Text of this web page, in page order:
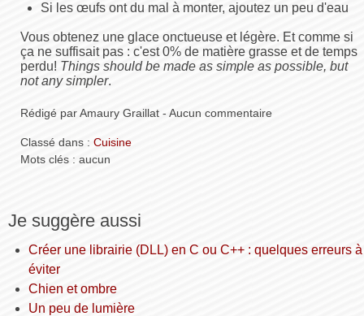
Si les œufs ont du mal à monter, ajoutez un peu d'eau
Vous obtenez une glace onctueuse et légère. Et comme si
ça ne suffisait pas : c'est 0% de matière grasse et de temps
perdu! Things should be made as simple as possible, but
not any simpler.
Rédigé par Amaury Graillat - Aucun commentaire
Classé dans : Cuisine
Mots clés : aucun
Je suggère aussi
Créer une librairie (DLL) en C ou C++ : quelques erreurs à
éviter
Chien et ombre
Un peu de lumière